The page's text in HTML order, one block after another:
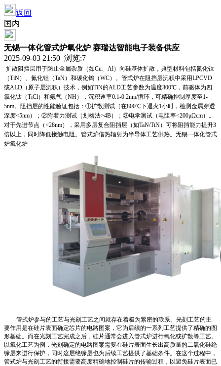
返回
国内
无锡一体化管式炉氧化炉 赛瑞达智能电子装备供应
2025-09-03 21:50 浏览:7
扩散阻挡层用于防止金属杂质（如Cu、Al）向硅基体扩散，典型材料包括氮化钛
（TiN）、氮化钽（TaN）和碳化钨（WC）。管式炉在阻挡层沉积中采用LPCVD
或ALD（原子层沉积）技术，例如TiN的ALD工艺参数为温度300℃，前驱体为四
氯化钛（TiCl）和氨气（NH），沉积速率0.1-0.2nm/循环，可精确控制厚度至1-
5nm。阻挡层的性能验证包括：①扩散测试（在800℃下退火1小时，检测金属穿透
深度<5nm）；②附着力测试（划格法>4B）；③电学测试（电阻率<200μΩcm）。
对于先进节点（<28nm），采用多层复合阻挡层（如TaN/TiN）可将阻挡能力提升3
倍以上，同时降低接触电阻。管式炉借热辐射为半导体工艺供热。无锡一体化管式
炉氧化炉
管式炉参与的工艺与光刻工艺之间就存在着极为紧密的联系。光刻工艺的主
要作用是在硅片表面确定芯片的电路图案，它为后续的一系列工艺提供了精确的图
形基础。而在光刻工艺完成之后，硅片通常会进入管式炉进行氧化或扩散等工艺。
以氧化工艺为例，光刻确定的电路图案需要在硅片表面生长出高质量的二氧化硅绝
缘层来进行保护，同时这层绝缘层也为后续工艺提供了基础条件。在这个过程中，
管式炉与光刻工艺的衔接需要高度精确地控制硅片的传输过程，以避免硅片表面已